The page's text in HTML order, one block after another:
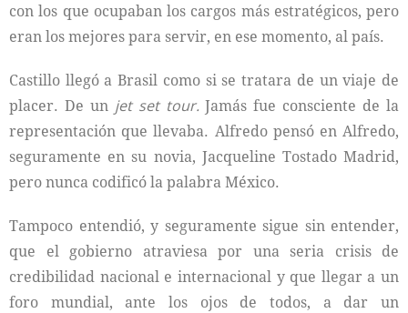
con los que ocupaban los cargos más estratégicos, pero
eran los mejores para servir, en ese momento, al país.
Castillo llegó a Brasil como si se tratara de un viaje de
placer. De un jet set tour.Jamás fue consciente de la
representación que llevaba. Alfredo pensó en Alfredo,
seguramente en su novia, Jacqueline Tostado Madrid,
pero nunca codificó la palabra México.
Tampoco entendió, y seguramente sigue sin entender,
que el gobierno atraviesa por una seria crisis de
credibilidad nacional e internacional y que llegar a un
foro mundial, ante los ojos de todos, a dar un